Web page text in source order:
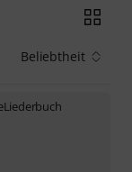
Beliebtheit